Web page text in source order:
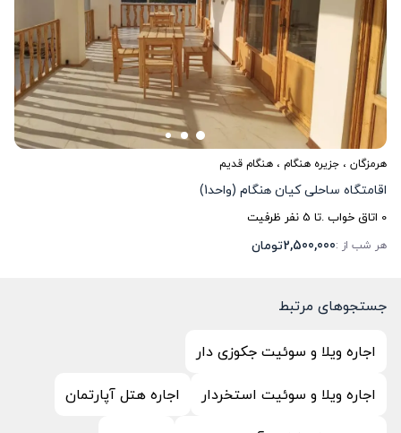
هرمزگان ، جزیره هنگام ، هنگام قدیم
اقامتگاه ساحلی کیان هنگام (واحد1)
0 اتاق خواب .تا 5نفر ظرفیت
هر شب از :2,500,000تومان
جستجوهای مرتبط
اجاره ویلا و سوئیت جکوزی دار
اجاره ویلا و سوئیت استخردار
اجاره هتل آپارتمان